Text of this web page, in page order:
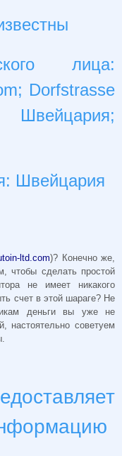
лица:
; Dorfstrasse
Швейцария
ltd.com)? Конечно же,
чтобы сделать простой
не имеет никакого
счет в этой шараге? Не
деньги вы уже не
настоятельно советуем